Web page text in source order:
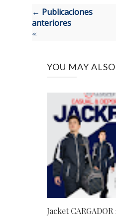
← Publicaciones
anteriores
«
YOU MAY
Jacket CARGADOR